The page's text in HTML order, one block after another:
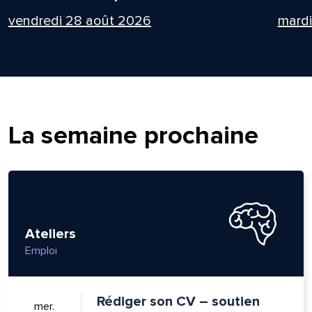
vendredi 28 août 2026
La semaine prochaine
Ateliers
Emploi
mer.
Rédiger son CV – soutien